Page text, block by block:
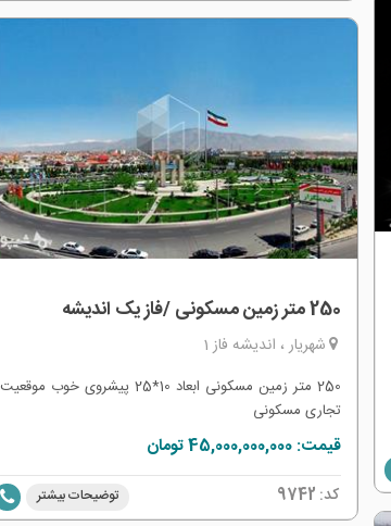
250 متر زمین مسکونی /فاز یک اندیشه
شهریار ، اندیشه فاز 1
250 متر زمین مسکونی ابعاد 10*25 پیشروی خوب موقعیت
تجاری مسکونی
قیمت: 45,000,000,000 تومان
کد: 9742 توضیحات بیشتر